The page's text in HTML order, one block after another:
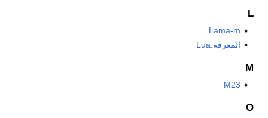
L
Lama-m
المعرفة:Lua
M
M23
O